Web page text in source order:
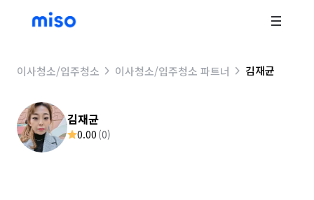
이사청소/입주청소 이사청소/입주청소 파트너 김재균
김재균
0.00 (0)